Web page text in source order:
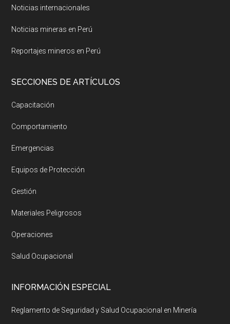
Noticias internacionales
Noticias mineras en Perú
Reportajes mineros en Perú
SECCIONES DE ARTÍCULOS
Capacitación
Comportamiento
Emergencias
Equipos de Protección
Gestión
Materiales Peligrosos
Operaciones
Salud Ocupacional
INFORMACIÓN ESPECIAL
Reglamento de Seguridad y Salud Ocupacional en Minería